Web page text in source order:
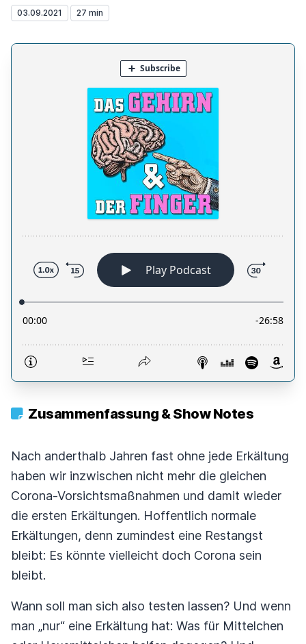
03.09.2021 27 min
Zusammenfassung & Show Notes
Nach anderthalb Jahren fast ohne jede Erkältung
haben wir inzwischen nicht mehr die gleichen
Corona-Vorsichtsmaßnahmen und damit wieder
die ersten Erkältungen. Hoffentlich normale
Erkältungen, denn zumindest eine Restangst
bleibt: Es könnte vielleicht doch Corona sein
bleibt.
Wann soll man sich also testen lassen? Und wenn
man „nur“ eine Erkältung hat: Was für Mittelchen